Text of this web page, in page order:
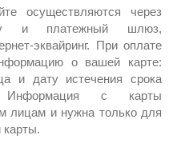
осуществляются через
и платежный шлюз,
эквайринг. При оплате
о вашей карте:
и дату истечения срока
Информация с карты
лицам и нужна только для